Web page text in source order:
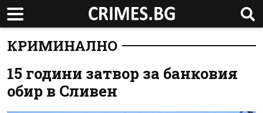
КРИМИНАЛНО
15 години затвор за банковия
обир в Сливен